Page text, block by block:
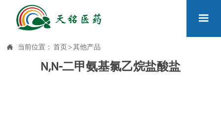

 当前位置： 首页 >其他产品
N,N-二甲氨基氯乙烷盐酸盐